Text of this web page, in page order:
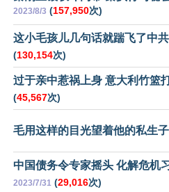
2023/8/3 (157,950次)
这小毛孩儿几句话就踹飞了中
(130,154次)
过于亲中惹祸上身 意大利竹篮
(45,567次)
毛用这样的目光望着他的私生子
中国债务令专家摇头 化解危机
2023/7/31 (29,016次)